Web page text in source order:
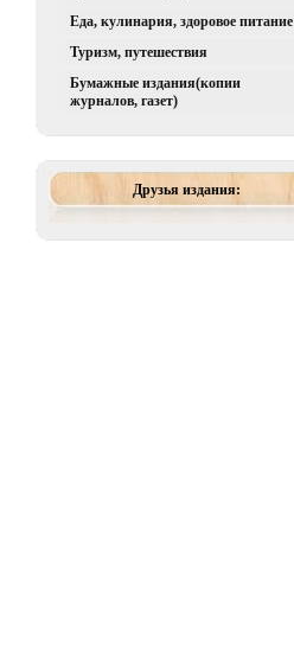
Еда, кулинария, здоровое питание
Туризм, путешествия
Бумажные издания(копии
журналов, газет)
Друзья издания: